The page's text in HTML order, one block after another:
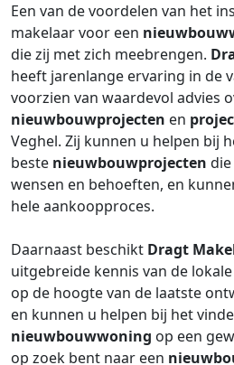
Een van de voordelen van het
makelaar voor een
die zij met zich meebrengen.
heeft jarenlange ervaring in de
voorzien van waardevol advies
nieuwbouwprojecten en
Veghel. Zij kunnen u helpen bij
beste nieuwbouwprojecten
wensen en behoeften, en
hele aankoopproces.
Daarnaast beschikt Dragt
uitgebreide kennis van de
op de hoogte van de laatste
en kunnen u helpen bij het
nieuwbouwwoning op een
op zoek bent naar een